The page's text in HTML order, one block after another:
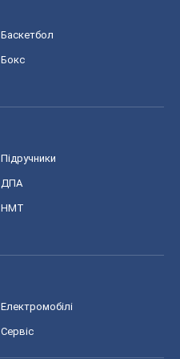
Баскетбол
Бокс
Підручники
ДПА
НМТ
Електромобілі
Сервіс